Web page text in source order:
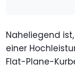
Naheliegend
einer
Flat-Plane-